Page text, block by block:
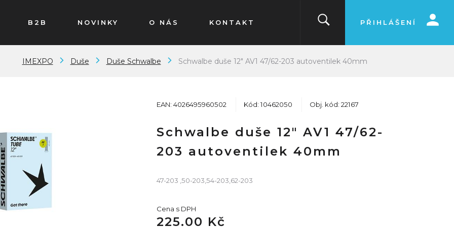
B2B NOVINKY O NÁS KONTAKT PŘIHLÁŠENÍ
IMEXPO Duše Duše Schwalbe Schwalbe duše 12" AV1 47/62-203 autoventilek 40mm
EAN: 4026495960502 Kód: 10462050 Obj. kód: 22167
Schwalbe duše 12" AV1 47/62-
203 autoventilek 40mm
47-203 ,50-203,54-203,62-203
Cena s DPH
225.00 Kč